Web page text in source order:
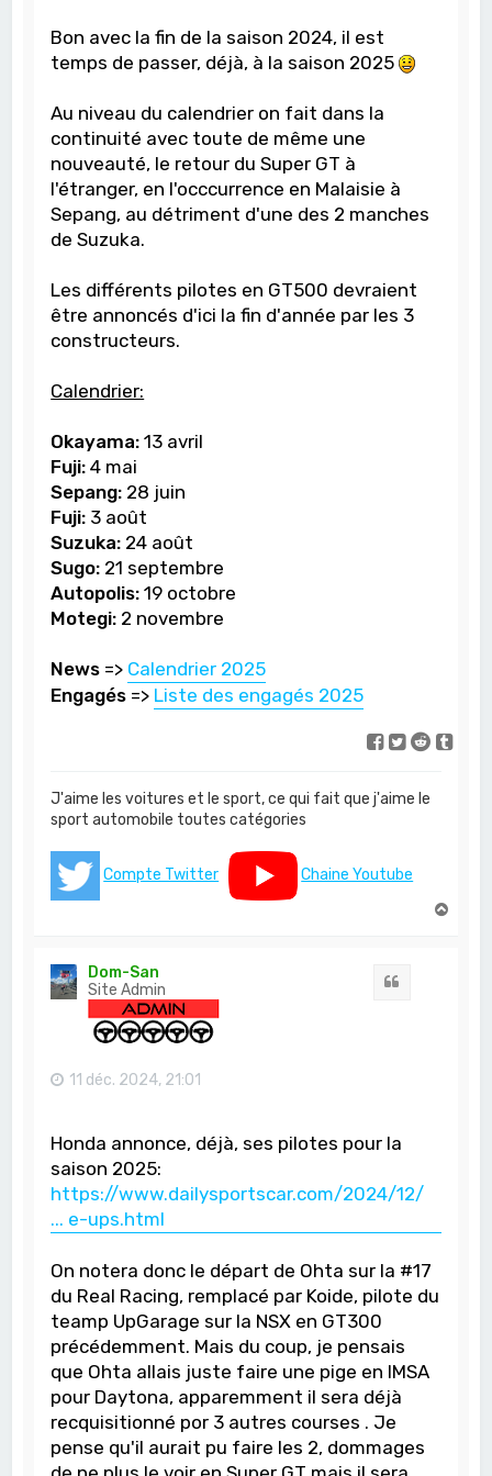
Bon avec la fin de la saison 2024, il est
temps de passer, déjà, à la saison 2025
Au niveau du calendrier on fait dans la
continuité avec toute de même une
nouveauté, le retour du Super GT à
l'étranger, en l'occcurrence en Malaisie à
Sepang, au détriment d'une des 2 manches
de Suzuka.
Les différents pilotes en GT500 devraient
être annoncés d'ici la fin d'année par les 3
constructeurs.
Calendrier:
Okayama: 13 avril
Fuji: 4 mai
Sepang: 28 juin
Fuji: 3 août
Suzuka: 24 août
Sugo: 21 septembre
Autopolis: 19 octobre
Motegi: 2 novembre
News => Calendrier 2025
Engagés => Liste des engagés 2025
J'aime les voitures et le sport, ce qui fait que j'aime le
sport automobile toutes catégories
Compte Twitter
Chaine Youtube
Dom-San
Site Admin
11 déc. 2024, 21:01
Honda annonce, déjà, ses pilotes pour la
saison 2025:
https://www.dailysportscar.com/2024/12/
... e-ups.html
On notera donc le départ de Ohta sur la #17
du Real Racing, remplacé par Koide, pilote du
teamp UpGarage sur la NSX en GT300
précédemment. Mais du coup, je pensais
que Ohta allais juste faire une pige en IMSA
pour Daytona, apparemment il sera déjà
recquisitionné por 3 autres courses . Je
pense qu'il aurait pu faire les 2, dommages